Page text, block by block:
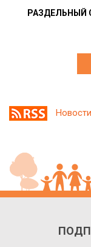
РАЗДЕЛЬНЫЙ